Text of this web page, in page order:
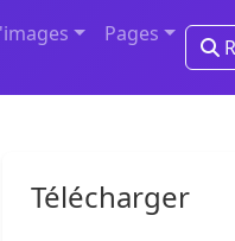
Pages
Télécharger